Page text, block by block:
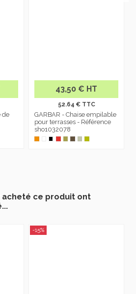
de
43,50 € HT
52.64 € TTC
GARBAR - Chaise empilable
pour terrasses - Référence
sho1032078
acheté ce produit ont
-15%